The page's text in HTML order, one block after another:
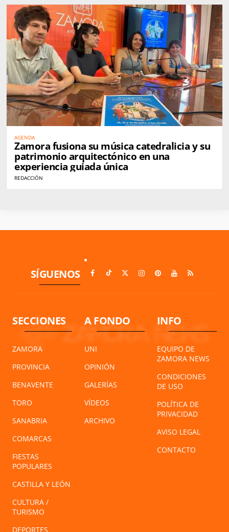
AGENDA
Zamora fusiona su música catedralicia y su
patrimonio arquitectónico en una
experiencia guiada única
REDACCIÓN
SÍGUENOS
SECCIONES
ZAMORA
PROVINCIA
BENAVENTE
TORO
SANABRIA
COMARCAS
FIESTAS
POPULARES
CASTILLA Y LEÓN
CULTURA /
TURISMO
DEPORTES
A FONDO
UNI
OPINIÓN
GALERÍAS
VÍDEOS
ARCHIVO
INFO
EQUIPO DE
ZAMORA NEWS
CONDICIONES
DE USO
POLÍTICA DE
PRIVACIDAD
AVISO LEGAL
CONTACTO